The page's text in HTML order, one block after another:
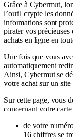
Grâce à Cybermut,
l’outil crypte les
informations sont
pirater vos
achats en ligne en
Une fois que vous
automatiquement
Ainsi, Cybermut se
votre achat sur un
Sur cette page, vous
concernant votre
de votre
16 chiffres se